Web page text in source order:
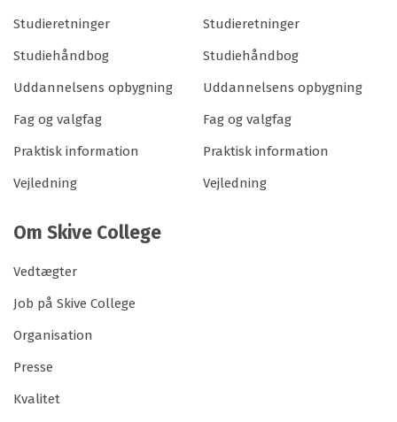
Studieretninger
Studiehåndbog
Uddannelsens opbygning
Fag og valgfag
Praktisk information
Vejledning
Studieretninger
Studiehåndbog
Uddannelsens opbygning
Fag og valgfag
Praktisk information
Vejledning
Om Skive College
Vedtægter
Job på Skive College
Organisation
Presse
Kvalitet